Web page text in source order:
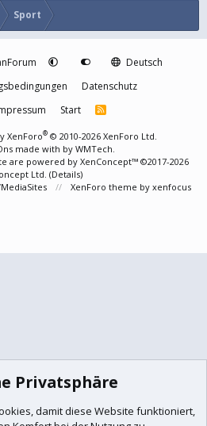
Sport
Deutsch
Datenschutz
Start
R
XenForo® © 2010-2026 XenForo Ltd.
made with by WMTech
are powered by XenConcept™ ©2017-2026
Ltd. (Details)
XenForo theme by xenfocus
Privatsphäre
, damit diese Website funktioniert,